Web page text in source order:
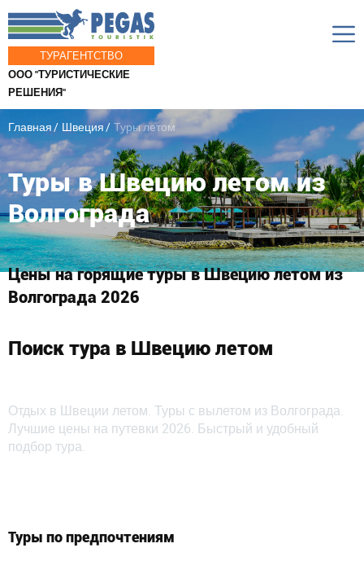
ТУРАГЕНТСТВО
ООО "ТУРИСТИЧЕСКИЕ
РЕШЕНИЯ"
Главная Швеция Туры летом
Туры в Швецию летом из
Волгограда
Цены на горящие туры в Швецию летом из
Волгограда 2026
Поиск тура в Швецию летом
Отдых в Швеции летом. Туры с вылетом из Волгограда.
Лучшие цены на путевки 2026. Быстрый и удобный
подбор тура.
Туры по предпочтениям